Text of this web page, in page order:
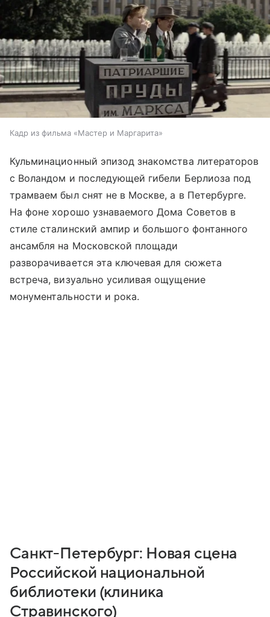
Кадр из фильма «Мастер и Маргарита»
Кульминационный эпизод знакомства литераторов
с Воландом и последующей гибели Берлиоза под
трамваем был снят не в Москве, а в Петербурге.
На фоне хорошо узнаваемого Дома Советов в
стиле сталинский ампир и большого фонтанного
ансамбля на Московской площади
разворачивается эта ключевая для сюжета
встреча, визуально усиливая ощущение
монументальности и рока.
Санкт-Петербург: Новая сцена
Российской национальной
библиотеки (клиника
Стравинского)